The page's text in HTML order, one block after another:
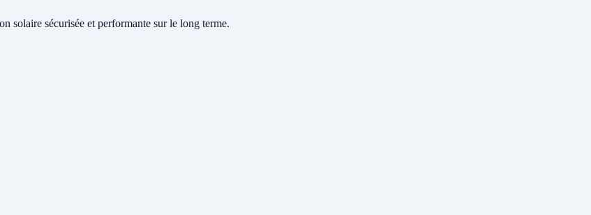
solaire sécurisée et performante sur le long terme.